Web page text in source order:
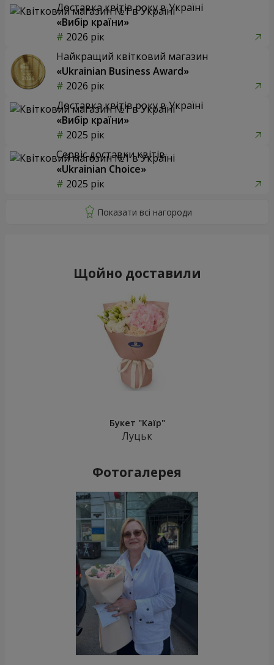
Доставка квітів року в Україні
«Вибір країни»
2026 рік
Найкращий квітковий магазин
«Ukrainian Business Award»
2026 рік
Доставка квітів року в Україні
«Вибір країни»
2025 рік
Сервіс доставки квітів
«Ukrainian Choice»
2025 рік
Щойно доставили
Букет "Каїр"
Луцьк
Фотогалерея